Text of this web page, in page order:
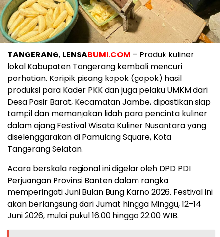
TANGERANG, LENSABUMI.COM – Produk kuliner
lokal Kabupaten Tangerang kembali mencuri
perhatian. Keripik pisang kepok (gepok) hasil
produksi para Kader PKK dan juga pelaku UMKM dari
Desa Pasir Barat, Kecamatan Jambe, dipastikan siap
tampil dan memanjakan lidah para pencinta kuliner
dalam ajang Festival Wisata Kuliner Nusantara yang
diselenggarakan di Pamulang Square, Kota
Tangerang Selatan.
‎Acara berskala regional ini digelar oleh DPD PDI
Perjuangan Provinsi Banten dalam rangka
memperingati Juni Bulan Bung Karno 2026. Festival ini
akan berlangsung dari Jumat hingga Minggu, 12–14
Juni 2026, mulai pukul 16.00 hingga 22.00 WIB.